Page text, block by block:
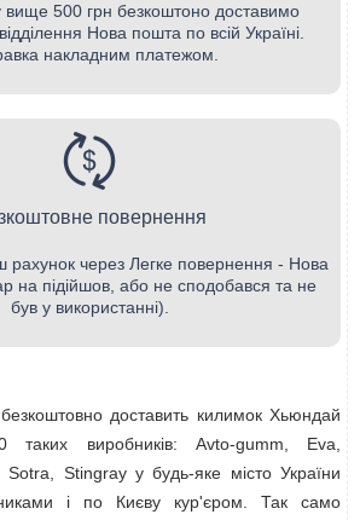
вище 500 грн безкоштоно доставимо
Нова пошта по всій Україні.
накладним платежом.
повернення
рахунок через Легке повернення - Нова
на підійшов, або не сподобався та не
був у використанні).
доставить килимок Хьюндай
таких виробників: Avto-gumm, Eva,
Stingray у будь-яке місто України
і по Києву кур'єром. Так само